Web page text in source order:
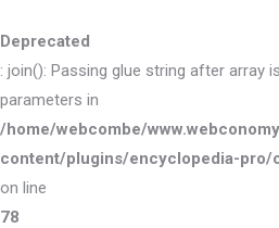
Deprecated
: join(): Passing glue string after array
parameters in
/home/webcombe/
content/plugins/encyclopedia-pro/
on line
78